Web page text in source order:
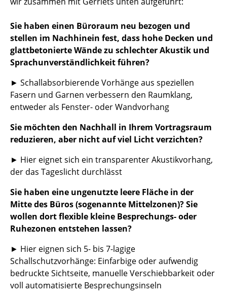
Arbeitsplatz
Management Büro
Konferenzraum
Empfang
Branchenlösungen
Sicheres Arbeiten
Hersteller & Designer
Hersteller
Artemide
Cassina
Fritz Hansen
HAY
Sie haben einen Büroraum neu bezogen und
stellen im Nachhinein fest, dass hohe Decken und
glattbetonierte Wände zu schlechter Akustik und
Sprachunverständlichkeit führen?
► Schallabsorbierende Vorhänge aus speziellen
Fasern und Garnen verbessern den Raumklang,
entweder als Fenster- oder Wandvorhang
Sie möchten den Nachhall in Ihrem Vortragsraum
reduzieren, aber nicht auf viel Licht verzichten?
► Hier eignet sich ein transparenter Akustikvorhang,
der das Tageslicht durchlässt
Sie haben eine ungenutzte leere Fläche in der
Mitte des Büros (sogenannte Mittelzonen)? Sie
wollen dort flexible kleine Besprechungs- oder
Ruhezonen entstehen lassen?
► Hier eignen sich 5- bis 7-lagige
Schallschutzvorhänge: Einfarbige oder aufwendig
bedruckte Sichtseite, manuelle Verschiebbarkeit oder
voll automatisierte Besprechungsinseln